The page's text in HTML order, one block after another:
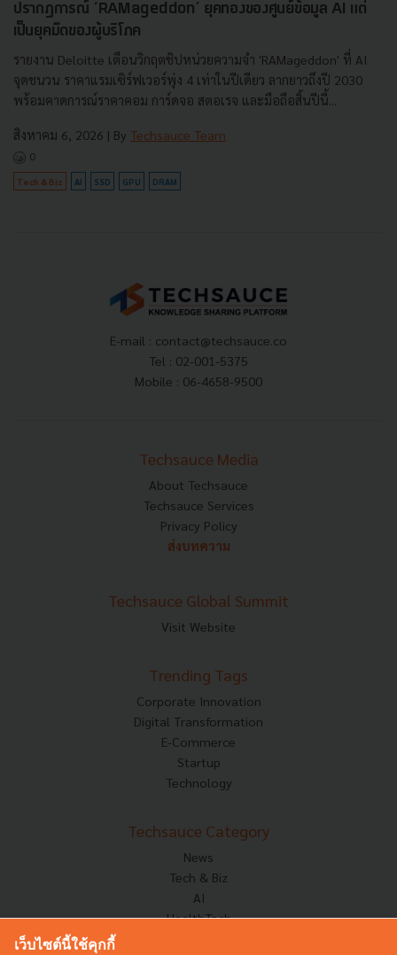
ปรากฏการณ์ ‘RAMageddon’ ยุคทองของศูนย์ข้อมูล AI แต่
เป็นยุคมืดของผู้บริโภค
รายงาน Deloitte เตือนวิกฤตชิปหน่วยความจำ 'RAMageddon' ที่ AI
จุดชนวน ราคาแรมเซิร์ฟเวอร์พุ่ง 4 เท่าในปีเดียว ลากยาวถึงปี 2030
พร้อมคาดการณ์ราคาคอม การ์ดจอ สตอเรจ และมือถือสิ้นปีนี้...
สิงหาคม 6, 2026 | By Techsauce Team
0
Tech & Biz AI SSD GPU DRAM
E-mail : contact@techsauce.co
Tel : 02-001-5375
Mobile : 06-4658-9500
Techsauce Media
About Techsauce
Techsauce Services
Privacy Policy
ส่งบทความ
Techsauce Global Summit
Visit Website
Trending Tags
Corporate Innovation
Digital Transformation
E-Commerce
Startup
Technology
Techsauce Category
News
Tech & Biz
AI
HealthTech
เว็บไซต์นี้ใช้คุกกี้